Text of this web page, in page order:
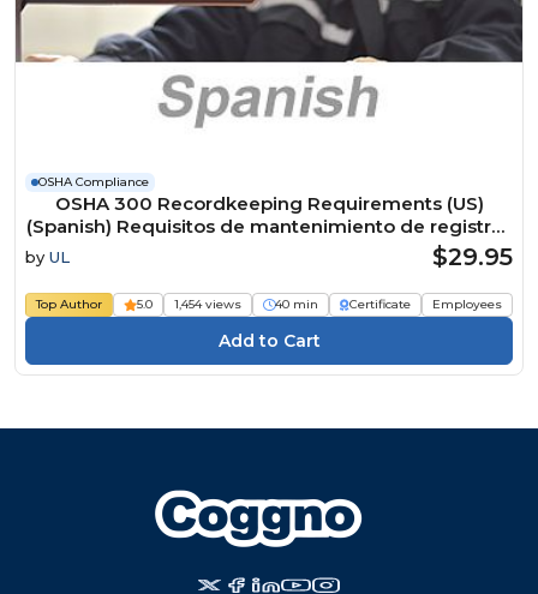
OSHA Compliance
OSHA 300 Recordkeeping Requirements (US)
(Spanish) Requisitos de mantenimiento de registros
by UL $29.95
Top Author 5.0 1,454 views 40 min Certificate Employees